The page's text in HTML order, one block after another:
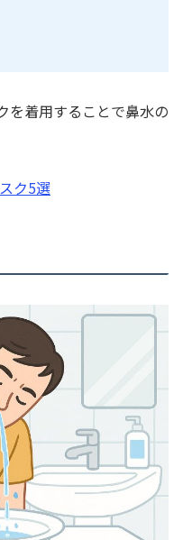
を着用することで鼻水の
ク5選